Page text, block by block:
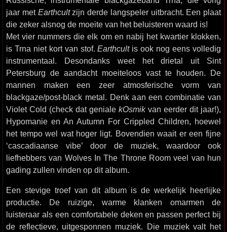
jaar met Earthcultzijn derde langspeler uitbracht. Een plaat
die zeker alsnog de moeite van het beluisteren waard is!
Met vier nummers die elk om en nabij het kwartier klokken,
is Trna niet kort van stof.Earthcultis ook nog eens volledig
instrumentaal. Desondanks weet het drietal uit Sint
Petersburg de aandacht moeiteloos vast te houden. De
mannen maken een zeer atmosferische vorm van
blackgaze/post-black metal. Denk aan een combinatie van
Violet Cold (check dat geniale kOsmikvan eerder dit jaar!),
Hypomanie en An Autumn For Crippled Children, hoewel
het tempo wel wat hoger ligt. Bovendien waait er een fijne
‘cascadiaanse vibe’ door de muziek, waardoor ook
liefhebbers van Wolves In The Throne Room veel van hun
gading zullen vinden op dit album.
Een stevige troef van dit album is de werkelijk heerlijke
productie. De ruizige, warme klanken omarmen de
luisteraar als een comfortabele deken en passen perfect bij
de reflectieve, uitgesponnen muziek. Die muziek valt het